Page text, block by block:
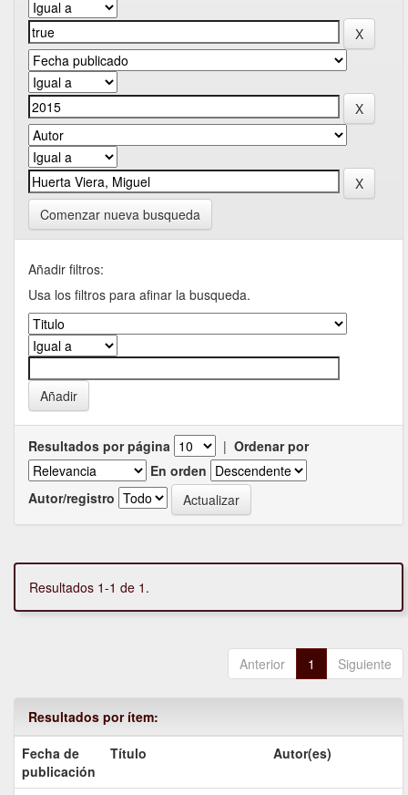
Comenzar nueva busqueda
Añadir filtros:
Usa los filtros para afinar la busqueda.
Resultados por página | Ordenar por
En orden
Autor/registro
Resultados 1-1 de 1.
Anterior 1 Siguiente
Resultados por ítem:
Fecha de
publicación
Título Autor(es)